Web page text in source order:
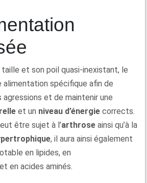
et son poil quasi-inexistant, le
alimentation spécifique afin de
et de maintenir une
et un niveau d’énergie corrects.
être sujet à l’arthrose ainsi qu’à la
, il aura ainsi également
en lipides, en
en acides aminés.